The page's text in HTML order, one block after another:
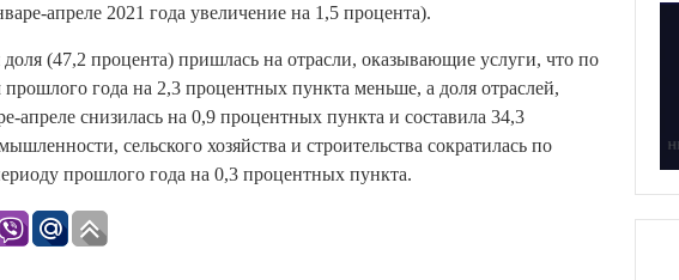
апреле 2021 года увеличение на 1,5 процента).
(47,2 процента) пришлась на отрасли, оказывающие услуги, что по
года на 2,3 процентных пункта меньше, а доля отраслей,
апреле снизилась на 0,9 процентных пункта и составила 34,3
сельского хозяйства и строительства сократилась по
прошлого года на 0,3 процентных пункта.